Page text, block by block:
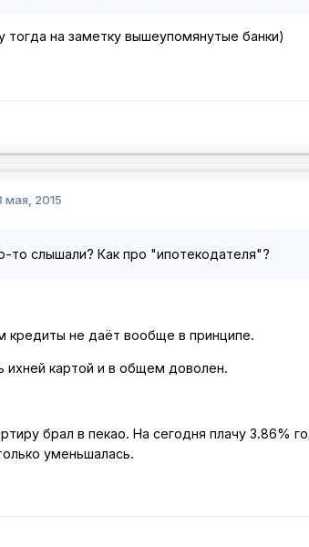
тогда на заметку вышеупомянутые банки)
мая, 2015
то слышали? Как про "ипотекодателя"?
кредиты не даёт вообще в принципе.
ихней картой и в общем доволен.
брал в пекао. На сегодня плачу 3.86%
уменьшалась.